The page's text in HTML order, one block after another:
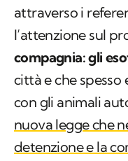
attraverso i
l’attenzione sul
compagnia: gli
città e che
con gli animali
nuova legge che
detenzione e la